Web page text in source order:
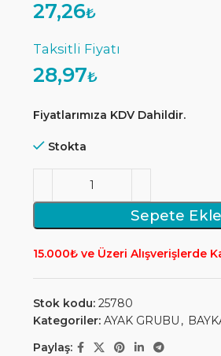
27,26₺
28,97₺
Fiyatlarımıza KDV Dahildir.
Stokta
Sepete Ekle
15.000₺ ve Üzeri Alışverişlerde
Stok kodu: 25780
Kategoriler: AYAK GRUBU ,
Paylaş: